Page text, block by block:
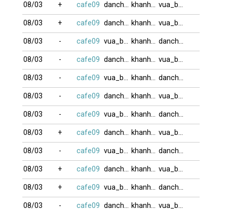
08/03 + cafe09 danchoi khanhdalat vua_bai66
08/03 + cafe09 danchoi khanhdalat vua_bai66
08/03 - cafe09 vua_bai66 khanhdalat danchoi
08/03 - cafe09 danchoi khanhdalat vua_bai66
08/03 - cafe09 vua_bai66 khanhdalat danchoi
08/03 - cafe09 danchoi khanhdalat vua_bai66
08/03 - cafe09 vua_bai66 khanhdalat danchoi
08/03 + cafe09 danchoi khanhdalat vua_bai66
08/03 - cafe09 vua_bai66 khanhdalat danchoi
08/03 + cafe09 danchoi khanhdalat vua_bai66
08/03 + cafe09 vua_bai66 khanhdalat danchoi
08/03 - cafe09 danchoi khanhdalat vua_bai66